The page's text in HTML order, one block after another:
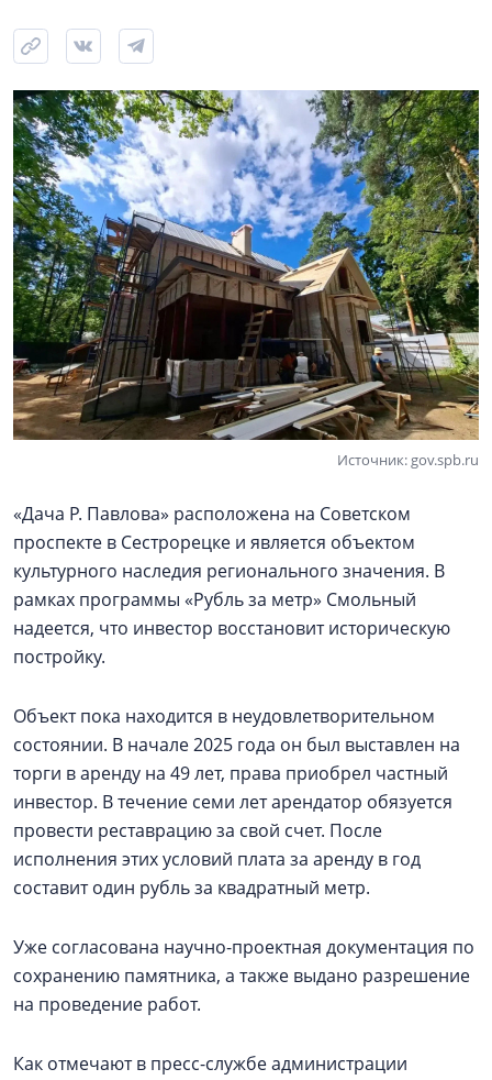
Источник: gov.spb.ru
«Дача Р. Павлова» расположена на Советском
проспекте в Сестрорецке и является объектом
культурного наследия регионального значения. В
рамках программы «Рубль за метр» Смольный
надеется, что инвестор восстановит историческую
постройку.
Объект пока находится в неудовлетворительном
состоянии. В начале 2025 года он был выставлен на
торги в аренду на 49 лет, права приобрел частный
инвестор. В течение семи лет арендатор обязуется
провести реставрацию за свой счет. После
исполнения этих условий плата за аренду в год
составит один рубль за квадратный метр.
Уже согласована научно-проектная документация по
сохранению памятника, а также выдано разрешение
на проведение работ.
Как отмечают в пресс-службе администрации